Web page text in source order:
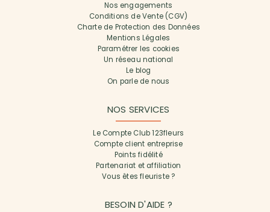
Nos engagements
Conditions de Vente (CGV)
Charte de Protection des Données
Mentions Légales
Paramétrer les cookies
Un réseau national
Le blog
On parle de nous
NOS SERVICES
Le Compte Club 123fleurs
Compte client entreprise
Points fidélité
Partenariat et affiliation
Vous êtes fleuriste ?
BESOIN D'AIDE ?